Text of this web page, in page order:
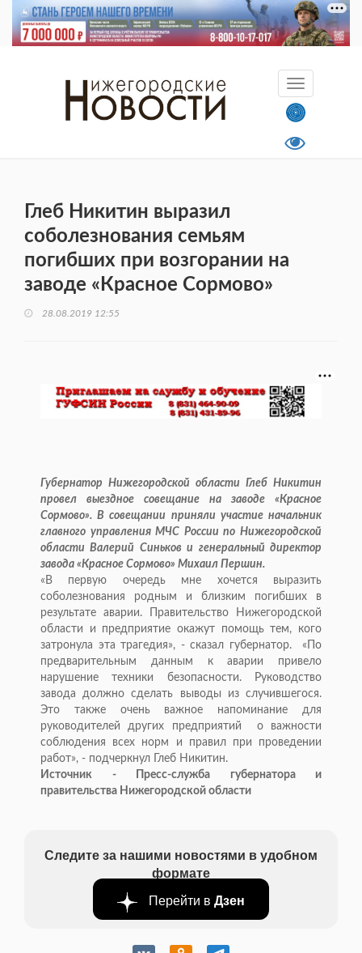
Глеб Никитин выразил
соболезнования семьям
погибших при возгорании на
заводе «Красное Сормово»
28.08.2019 12:55
Губернатор Нижегородской области Глеб Никитин
провел выездное совещание на заводе «Красное
Сормово». В совещании приняли участие начальник
главного управления МЧС России по Нижегородской
области Валерий Синьков и генеральный директор
завода «Красное Сормово» Михаил Першин.
«В первую очередь мне хочется выразить
соболезнования родным и близким погибших в
результате аварии. Правительство Нижегородской
области и предприятие окажут помощь тем, кого
затронула эта трагедия», - сказал губернатор. «По
предварительным данным к аварии привело
нарушение техники безопасности. Руководство
завода должно сделать выводы из случившегося.
Это также очень важное напоминание для
руководителей других предприятий о важности
соблюдения всех норм и правил при проведении
работ», - подчеркнул Глеб Никитин.
Источник - Пресс-служба губернатора и
правительства Нижегородской области
Следите за нашими новостями в удобном
формате
Перейти в Дзен